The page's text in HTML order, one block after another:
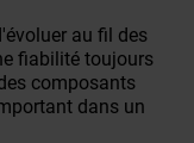
au fil des
fiabilité toujours
composants
dans un